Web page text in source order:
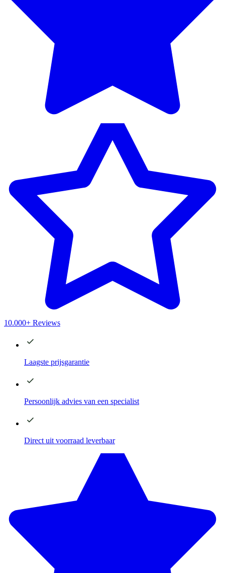
10.000+ Reviews
Laagste prijsgarantie
Persoonlijk advies van een specialist
Direct uit voorraad leverbaar